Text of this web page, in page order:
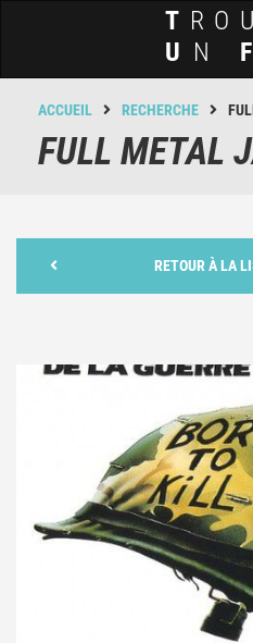
T
U N F
ACCUEIL RECHERCHE
FULL METAL
RETOUR À LA